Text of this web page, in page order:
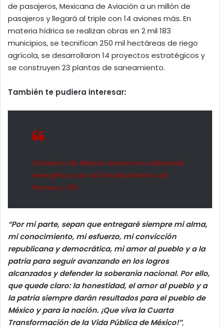
de pasajeros, Mexicana de Aviación a un millón de
pasajeros y llegará al triple con 14 aviones más. En
materia hídrica se realizan obras en 2 mil 183
municipios, se tecnifican 250 mil hectáreas de riego
agrícola, se desarrollaron 14 proyectos estratégicos y
se construyen 23 plantas de saneamiento.
También te pudiera interesar:
Gobierno de México avanza en soberanía
energética con el fortalecimiento de
Pemex y CFE
“Por mi parte, sepan que entregaré siempre mi alma,
mi conocimiento, mi esfuerzo, mi convicción
republicana y democrática, mi amor al pueblo y a la
patria para seguir avanzando en los logros
alcanzados y defender la soberanía nacional. Por ello,
que quede claro: la honestidad, el amor al pueblo y a
la patria siempre darán resultados para el pueblo de
México y para la nación. ¡Que viva la Cuarta
Transformación de la Vida Pública de México!”,